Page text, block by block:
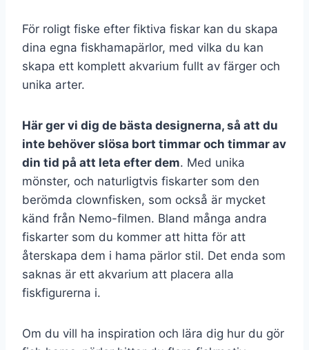
För roligt fiske efter fiktiva fiskar kan du skapa
dina egna fiskhamapärlor, med vilka du kan
skapa ett komplett akvarium fullt av färger och
unika arter.
Här ger vi dig de bästa designerna, så att du
inte behöver slösa bort timmar och timmar av
din tid på att leta efter dem. Med unika
mönster, och naturligtvis fiskarter som den
berömda clownfisken, som också är mycket
känd från Nemo-filmen. Bland många andra
fiskarter som du kommer att hitta för att
återskapa dem i hama pärlor stil. Det enda som
saknas är ett akvarium att placera alla
fiskfigurerna i.
Om du vill ha inspiration och lära dig hur du gör